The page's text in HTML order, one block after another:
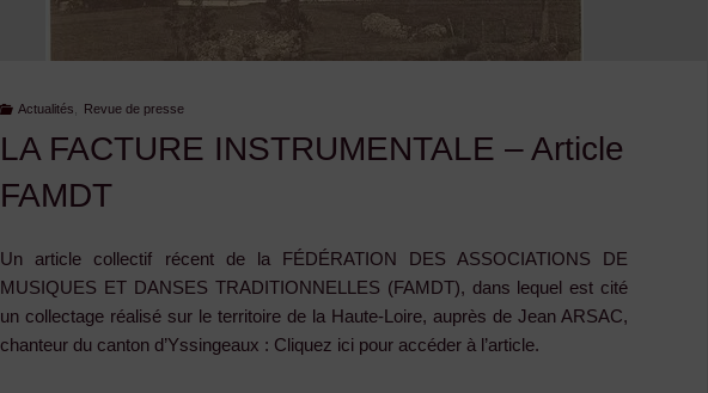
sont
Actualités Revue de presse
LA FACTURE INSTRUMENTALE – Article
FAMDT
Un article collectif récent de la FÉDÉRATION DES ASSOCIATIONS DE
MUSIQUES ET DANSES TRADITIONNELLES (FAMDT), dans lequel est cité
un collectage réalisé sur le territoire de la Haute-Loire, auprès de Jean ARSAC,
chanteur du canton d’Yssingeaux : Cliquez ici pour accéder à l’article.